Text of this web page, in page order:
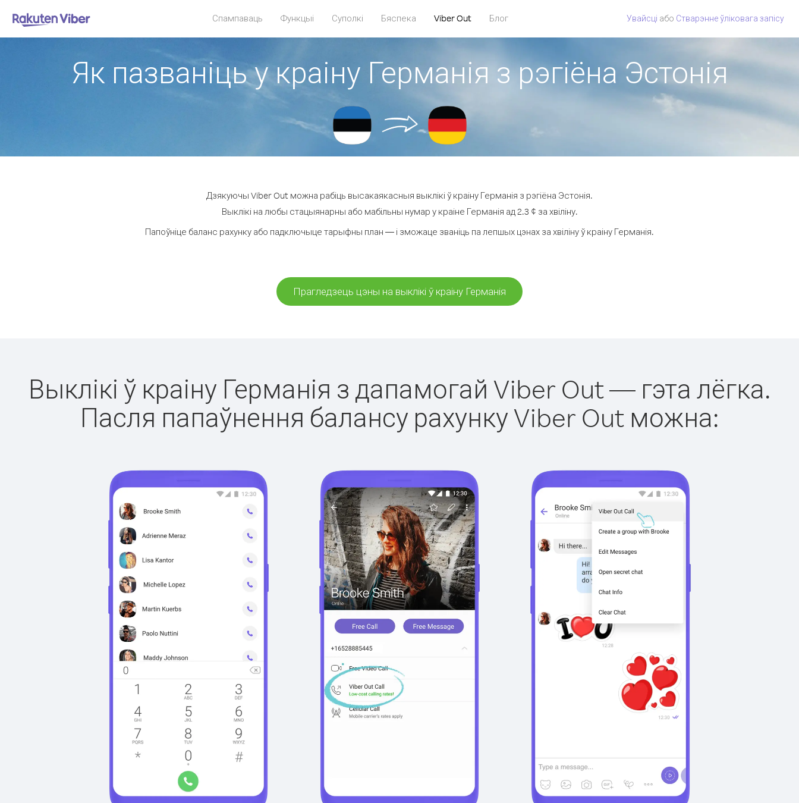
Спампаваць Функцыі Суполкі Бяспека Viber Out Блог Увайсці або Стварэнне ўліковага запісу
Як пазваніць у краіну Германія з рэгіёна Эстонія
Дзякуючы Viber Out можна рабіць высакаякасныя выклікі ў краіну Германія з рэгіёна Эстонія.
Выклікі на любы стацыянарны або мабільны нумар у краіне Германія ад 2.3 ¢ за хвіліну.
Папоўніце баланс рахунку або падключыце тарыфны план — і зможаце званіць па лепшых цэнах за хвіліну ў краіну Германія.
Прагледзець цэны на выклікі ў краіну Германія
Выклікі ў краіну Германія з дапамогай Viber Out — гэта лёгка.
Пасля папаўнення балансу рахунку Viber Out можна: